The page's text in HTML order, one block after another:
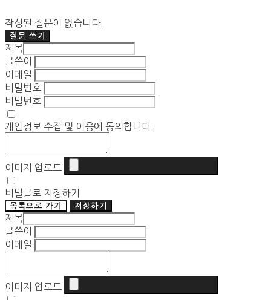
작성된 질문이 없습니다.
질문 쓰기
제목
글쓴이
이메일
비밀번호
비밀번호
개인정보 수집 및 이용에 동의합니다.
이미지 업로드
비밀글로 지정하기
목록으로 가기 저장하기
제목
글쓴이
이메일
이미지 업로드